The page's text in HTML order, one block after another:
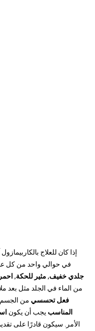
إذا كان للعلاج
في حوالي واحد من كل
جلدي خفيف, مثير للحكة,
من الماء في الجلد مثل بعد
فعل تحسسي من
المناسب يجب أن يكون
الأمر. سيكون قادرًا على